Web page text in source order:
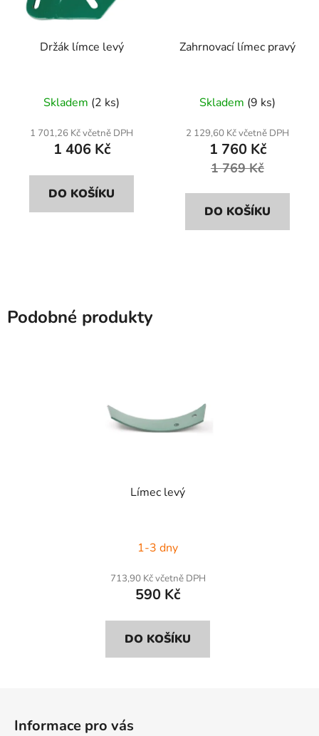
Držák límce levý
Skladem (2 ks)
1 701,26 Kč včetně DPH
1 406 Kč
DO KOŠÍKU
Zahrnovací límec pravý
Skladem (9 ks)
2 129,60 Kč včetně DPH
1 760 Kč
1 769 Kč
DO KOŠÍKU
Podobné produkty
Límec levý
1-3 dny
713,90 Kč včetně DPH
590 Kč
DO KOŠÍKU
Informace pro vás